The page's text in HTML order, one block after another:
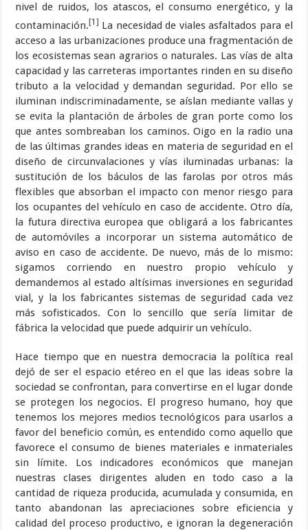
nivel de ruidos, los atascos, el consumo energético, y la
contaminación.[1] La necesidad de viales asfaltados para el
acceso a las urbanizaciones produce una fragmentación de
los ecosistemas sean agrarios o naturales. Las vías de alta
capacidad y las carreteras importantes rinden en su diseño
tributo a la velocidad y demandan seguridad. Por ello se
iluminan indiscriminadamente, se aíslan mediante vallas y
se evita la plantación de árboles de gran porte como los
que antes sombreaban los caminos. Oigo en la radio una
de las últimas grandes ideas en materia de seguridad en el
diseño de circunvalaciones y vías iluminadas urbanas: la
sustitución de los báculos de las farolas por otros más
flexibles que absorban el impacto con menor riesgo para
los ocupantes del vehículo en caso de accidente. Otro día,
la futura directiva europea que obligará a los fabricantes
de automóviles a incorporar un sistema automático de
aviso en caso de accidente. De nuevo, más de lo mismo:
sigamos corriendo en nuestro propio vehículo y
demandemos al estado altísimas inversiones en seguridad
vial, y la los fabricantes sistemas de seguridad cada vez
más sofisticados. Con lo sencillo que sería limitar de
fábrica la velocidad que puede adquirir un vehículo.
Hace tiempo que en nuestra democracia la política real
dejó de ser el espacio etéreo en el que las ideas sobre la
sociedad se confrontan, para convertirse en el lugar donde
se protegen los negocios. El progreso humano, hoy que
tenemos los mejores medios tecnológicos para usarlos a
favor del beneficio común, es entendido como aquello que
favorece el consumo de bienes materiales e inmateriales
sin límite. Los indicadores económicos que manejan
nuestras clases dirigentes aluden en todo caso a la
cantidad de riqueza producida, acumulada y consumida, en
tanto abandonan las apreciaciones sobre eficiencia y
calidad del proceso productivo, e ignoran la degeneración